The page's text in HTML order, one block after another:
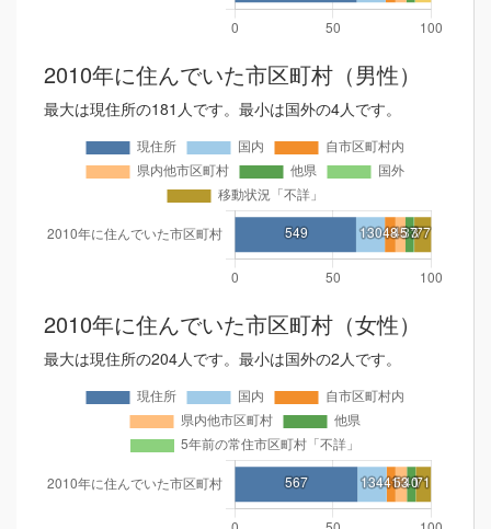
2010年に住んでいた市区町村（男性）
最大は現住所の181人です。最小は国外の4人です。
2010年に住んでいた市区町村（女性）
最大は現住所の204人です。最小は国外の2人です。